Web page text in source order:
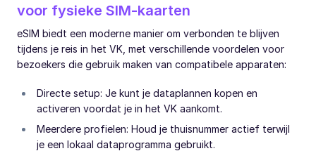
voor fysieke SIM-kaarten
eSIM biedt een moderne manier om verbonden te blijven
tijdens je reis in het VK, met verschillende voordelen voor
bezoekers die gebruik maken van compatibele apparaten:
Directe setup: Je kunt je dataplannen kopen en
activeren voordat je in het VK aankomt.
Meerdere profielen: Houd je thuisnummer actief terwijl
je een lokaal dataprogramma gebruikt.